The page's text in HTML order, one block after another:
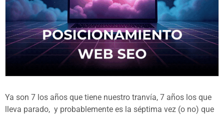
Ya son 7 los años que tiene nuestro tranvía, 7 años los que
lleva parado, y probablemente es la séptima vez (o no) que